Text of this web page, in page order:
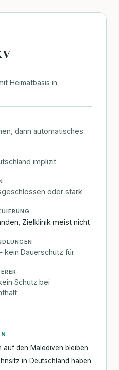
Heimatbasis in
dann automatisches
implizit
oder stark
Zielklinik meist nicht
Dauerschutz für
Schutz bei
auf den Malediven bleiben
in Deutschland haben